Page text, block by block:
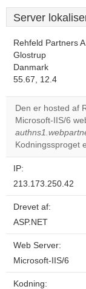
Server
Rehfeld Partners
Glostrup
Danmark
55.67, 12.4
Den er hosted af
Microsoft-IIS/6
Kodningssproget
IP:
213.173.250.42
Drevet af:
ASP.NET
Web Server:
Microsoft-IIS/6
Kodning: